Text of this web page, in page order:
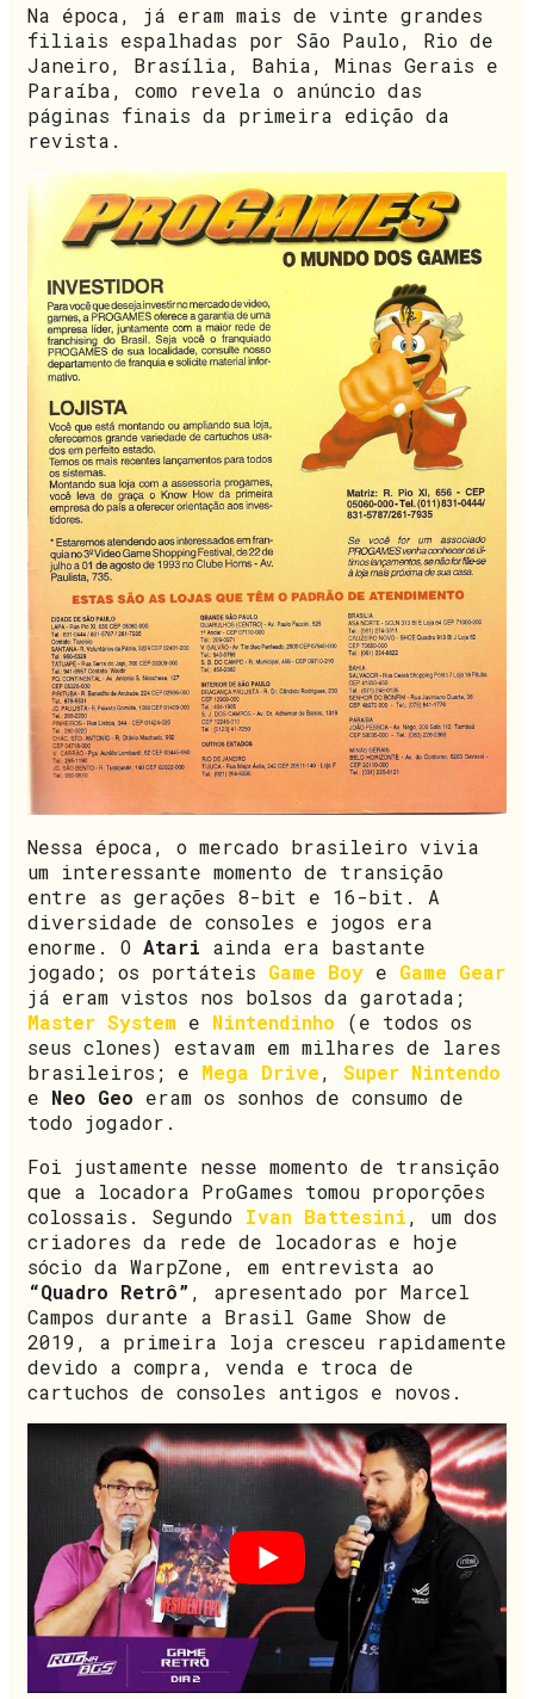
Na época, já eram mais de vinte grandes
filiais espalhadas por São Paulo, Rio de
Janeiro, Brasília, Bahia, Minas Gerais e
Paraíba, como revela o anúncio das
páginas finais da primeira edição da
revista.
Nessa época, o mercado brasileiro vivia
um interessante momento de transição
entre as gerações 8-bit e 16-bit. A
diversidade de consoles e jogos era
enorme. O Atari ainda era bastante
jogado; os portáteis Game Boy e Game Gear
já eram vistos nos bolsos da garotada;
Master System e Nintendinho (e todos os
seus clones) estavam em milhares de lares
brasileiros; e Mega Drive, Super Nintendo
e Neo Geo eram os sonhos de consumo de
todo jogador.
Foi justamente nesse momento de transição
que a locadora ProGames tomou proporções
colossais. Segundo Ivan Battesini, um dos
criadores da rede de locadoras e hoje
sócio da WarpZone, em entrevista ao
“Quadro Retrô” , apresentado por Marcel
Campos durante a Brasil Game Show de
2019, a primeira loja cresceu rapidamente
devido a compra, venda e troca de
cartuchos de consoles antigos e novos.